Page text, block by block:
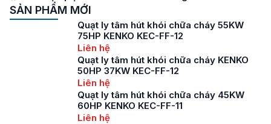
SẢN PHẨM MỚI
Quạt ly tâm hút khói chữa cháy 55KW
75HP KENKO KEC-FF-12
Liên hệ
Quạt ly tâm hút khói chữa cháy KENKO
50HP 37KW KEC-FF-12
Liên hệ
Quạt ly tâm hút khói chữa cháy 45KW
60HP KENKO KEC-FF-11
Liên hệ